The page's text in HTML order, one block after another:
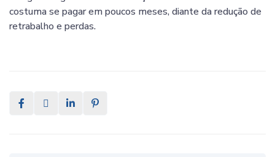
costuma se pagar em poucos meses, diante da redução de
retrabalho e perdas.